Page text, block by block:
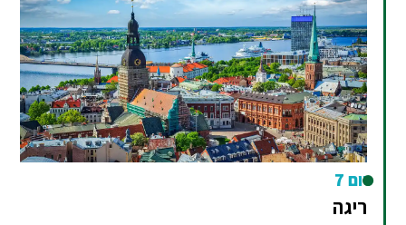
יום 7
ריגה